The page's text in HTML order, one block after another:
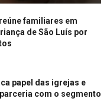
familiares em
de São Luís por
papel das igrejas e
com o segmento